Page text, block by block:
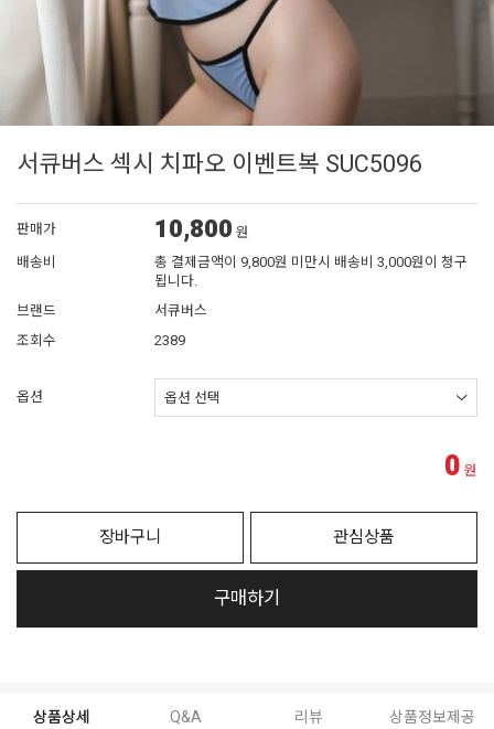
서큐버스 섹시 치파오 이벤트복 SUC5096
판매가 10,800 원
배송비
총 결제금액이 9,800원 미만시 배송비 3,000원이 청구
됩니다.
브랜드
서큐버스
조회수
2389
옵션
0 원
장바구니 관심상품
구매하기
상품상세 Q&A 리뷰 상품정보제공